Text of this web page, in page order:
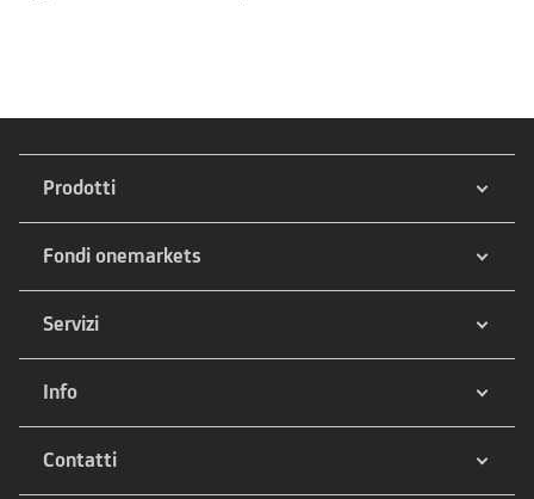
Prodotti
Fondi onemarkets
Servizi
Info
Contatti